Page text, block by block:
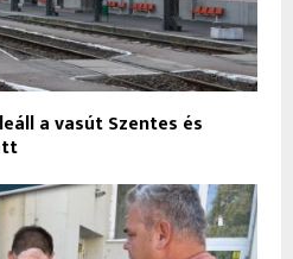
a vasút Szentes és